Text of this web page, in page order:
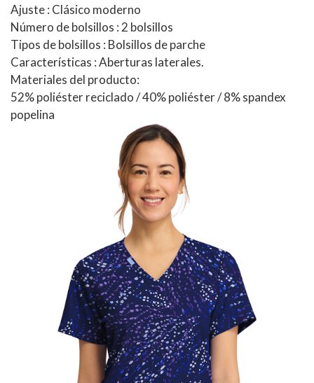
Ajuste: Clásico moderno
Número de bolsillos : 2 bolsillos
Tipos de bolsillos : Bolsillos de parche
Características : Aberturas laterales.
Materiales del producto:
52% poliéster reciclado / 40% poliéster / 8% spandex
popelina